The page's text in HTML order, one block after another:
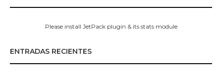
Please install JetPack plugin & its stats module
ENTRADAS RECIENTES